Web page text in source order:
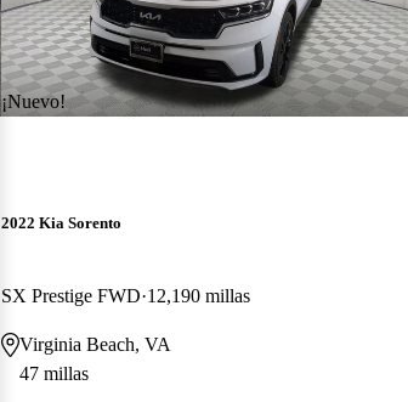
¡Nuevo!
2022 Kia Sorento
SX Prestige FWD 12,190 millas
Virginia Beach, VA
47 millas